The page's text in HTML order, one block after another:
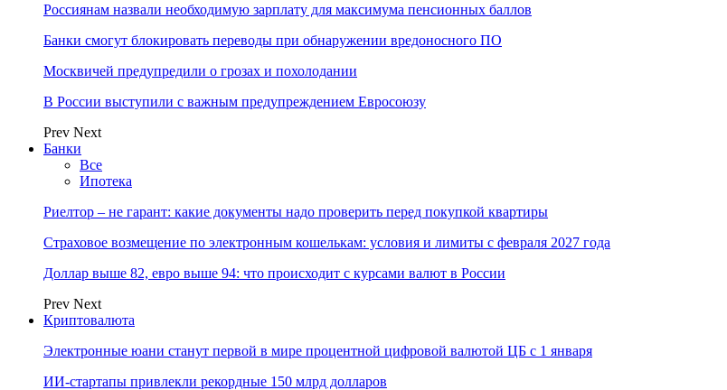
Россиянам назвали необходимую зарплату для максимума пенсионных баллов
Банки смогут блокировать переводы при обнаружении вредоносного ПО
Москвичей предупредили о грозах и похолодании
В России выступили с важным предупреждением Евросоюзу
Prev Next
Банки
Все
Ипотека
Риелтор – не гарант: какие документы надо проверить перед покупкой квартиры
Страховое возмещение по электронным кошелькам: условия и лимиты с февраля 2027 года
Доллар выше 82, евро выше 94: что происходит с курсами валют в России
Prev Next
Криптовалюта
Электронные юани станут первой в мире процентной цифровой валютой ЦБ с 1 января
ИИ-стартапы привлекли рекордные 150 млрд долларов